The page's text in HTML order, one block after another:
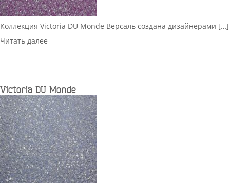
Коллекция Victoria DU Monde Версаль создана дизайнерами […]
Читать далее
Victoria DU Monde